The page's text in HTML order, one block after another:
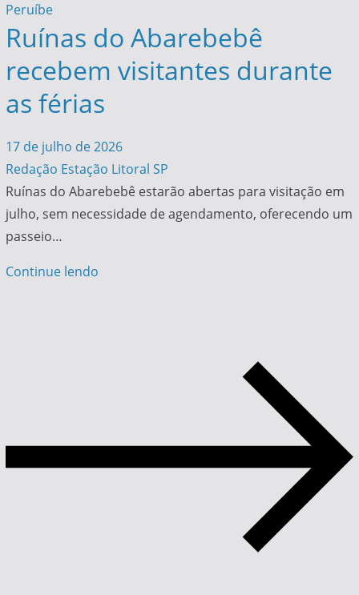
Peruíbe
Ruínas do Abarebebê
recebem visitantes durante
as férias
17 de julho de 2026
Redação Estação Litoral SP
Ruínas do Abarebebê estarão abertas para visitação em
julho, sem necessidade de agendamento, oferecendo um
passeio…
Continue lendo